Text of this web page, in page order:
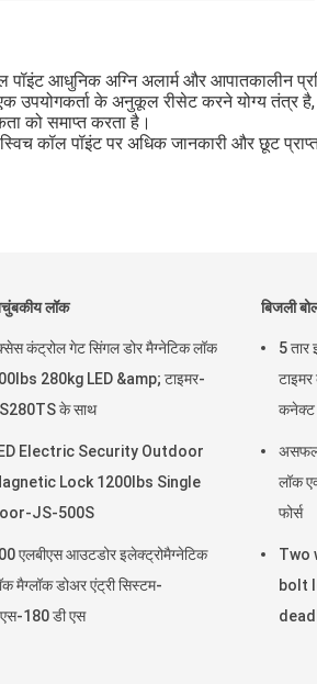
आधुनिक अग्नि अलार्म और आपातकालीन
के अनुकूल रीसेट करने योग्य तंत्र है,
को समाप्त करता है।
कॉल पॉइंट पर अधिक जानकारी और छूट
लॉक
कंट्रोल गेट सिंगल डोर मैग्नेटिक लॉक
280kg LED &amp; टाइमर-
के साथ
Electric Security Outdoor
Lock 1200lbs Single
JS-500S
एलबीएस आउटडोर इलेक्ट्रोमैग्नेटिक
मैग्लॉक डोअर एंट्री सिस्टम-
180 डी एस
बिजली
5 तार
कनेक्ट
असफल
लॉक
फोर्स
Two
bolt